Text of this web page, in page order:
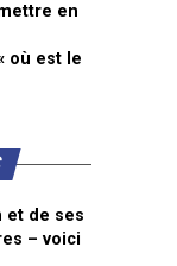
en
où est le
et de ses
– voici